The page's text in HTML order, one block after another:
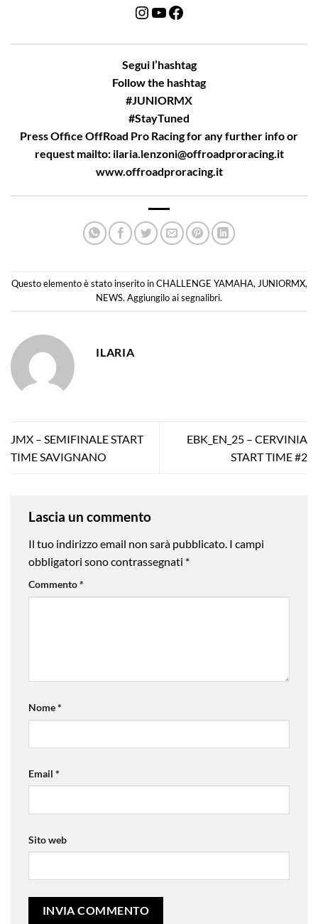
Instagram
YouTube
Facebook
Segui l’hashtag
Follow the hashtag
#JUNIORMX
#StayTuned
Press Office OffRoad Pro Racing for any further info or
request mailto: ilaria.lenzoni@offroadproracing.it
www.offroadproracing.it
Questo elemento è stato inserito inCHALLENGE YAMAHA,JUNIORMX,
NEWS. Aggiungilo aisegnalibri.
ILARIA
JMX – SEMIFINALE START
TIME SAVIGNANO
EBK_EN_25 – CERVINIA
START TIME #2
Lascia un commento
Il tuo indirizzo email non sarà pubblicato. I campi
obbligatori sono contrassegnati *
Commento*
Nome*
Email *
Sito web